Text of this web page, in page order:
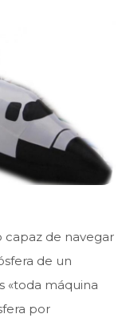
capaz de navegar
de un
«toda máquina
por